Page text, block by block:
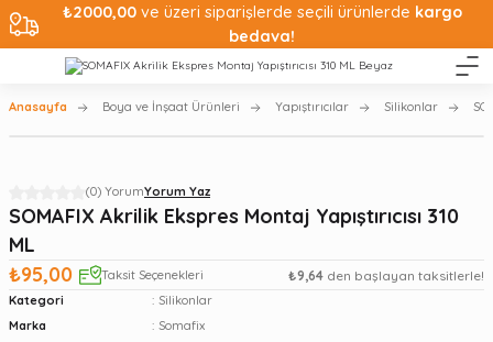
₺2000,00ve üzeri siparişlerde seçili ürünlerde kargo
bedava!
Anasayfa Boya ve İnşaat Ürünleri Yapıştırıcılar Silikonlar
(0) YorumYorum Yaz
SOMAFIX Akrilik Ekspres Montaj Yapıştırıcısı 310
ML
₺95,00
Taksit Seçenekleri ₺9,64 den başlayan taksitlerle!
Kategori
Silikonlar
Marka
Somafix